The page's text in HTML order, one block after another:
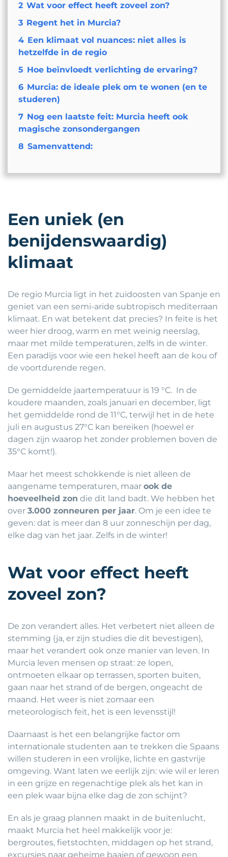
2 Wat voor effect heeft zoveel zon?
3 Regent het in Murcia?
4 Een klimaat vol nuances: niet alles is
hetzelfde in de regio
5 Hoe beïnvloedt verlichting de ervaring?
6 Murcia: de ideale plek om te wonen (en te
studeren)
7 Nog een laatste feit: Murcia heeft ook
magische zonsondergangen
8 Samenvattend:
Een uniek (en
benijdenswaardig)
klimaat
De regio Murcia ligt in het zuidoosten van Spanje en
geniet van een semi-aride subtropisch mediterraan
klimaat. En wat betekent dat precies? In feite is het
weer hier droog, warm en met weinig neerslag,
maar met milde temperaturen, zelfs in de winter.
Een paradijs voor wie een hekel heeft aan de kou of
de voortdurende regen.
De gemiddelde jaartemperatuur is 19 °C. In de
koudere maanden, zoals januari en december, ligt
het gemiddelde rond de 11°C, terwijl het in de hete
juli en augustus 27°C kan bereiken (hoewel er
dagen zijn waarop het zonder problemen boven de
35°C komt!).
Maar het meest schokkende is niet alleen de
aangename temperaturen, maar ook de
hoeveelheid zon die dit land badt. We hebben het
over 3.000 zonneuren per jaar. Om je een idee te
geven: dat is meer dan 8 uur zonneschijn per dag,
elke dag van het jaar. Zelfs in de winter!
Wat voor effect heeft
zoveel zon?
De zon verandert alles. Het verbetert niet alleen de
stemming (ja, er zijn studies die dit bevestigen),
maar het verandert ook onze manier van leven. In
Murcia leven mensen op straat: ze lopen,
ontmoeten elkaar op terrassen, sporten buiten,
gaan naar het strand of de bergen, ongeacht de
maand. Het weer is niet zomaar een
meteorologisch feit, het is een levensstijl!
Daarnaast is het een belangrijke factor om
internationale studenten aan te trekken die Spaans
willen studeren in een vrolijke, lichte en gastvrije
omgeving. Want laten we eerlijk zijn: wie wil er leren
in een grijze en regenachtige plek als het kan in
een plek waar bijna elke dag de zon schijnt?
En als je graag plannen maakt in de buitenlucht,
maakt Murcia het heel makkelijk voor je:
bergroutes, fietstochten, middagen op het strand,
excursies naar geheime baaien of gewoon een